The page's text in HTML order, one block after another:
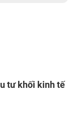
tư khối kinh tế